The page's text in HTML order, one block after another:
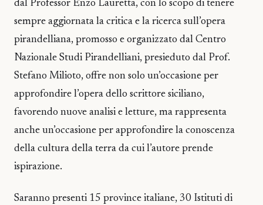
dal Professor Enzo Lauretta, con lo scopo di tenere
sempre aggiornata la critica e la ricerca sull’opera
pirandelliana, promosso e organizzato dal Centro
Nazionale Studi Pirandelliani, presieduto dal Prof.
Stefano Milioto, offre non solo un’occasione per
approfondire l’opera dello scrittore siciliano,
favorendo nuove analisi e letture, ma rappresenta
anche un’occasione per approfondire la conoscenza
della cultura della terra da cui l’autore prende
ispirazione.
Saranno presenti 15 province italiane, 30 Istituti di